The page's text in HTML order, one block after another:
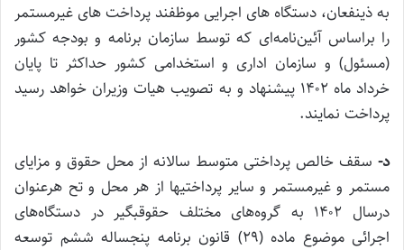
به ذینفعان، دستگاه ‌های اجرایی موظفند پرداخت ‌های غیرمستمر
را براساس آئین‌نامه‌ای که توسط سازمان برنامه و بودجه کشور
(مسئول) و سازمان اداری و استخدامی کشور حداکثر تا پایان
خرداد ماه ۱۴۰۲ پیشنهاد و به تصویب هیات وزیران خواهد رسید
پرداخت نمایند.
د- سقف خالص پرداختی متوسط سالانه از محل حقوق و مزایای
مستمر و غیرمستمر و سایر پرداختیها از هر محل و تح هرعنوان
درسال ۱۴۰۲ به گروه‌های مختلف حقوقبگیر در دستگاه‌های
اجرائی موضوع ماده (۲۹) قانون برنامه پنجساله ششم توسعه